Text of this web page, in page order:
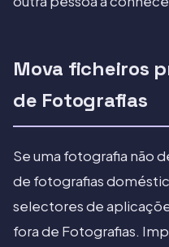
Mova ficheiros
de Fotografias
Se uma fotografia não
de fotografias
selectores de
fora de Fotografias.